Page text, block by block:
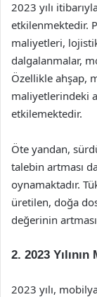
2023 yılı
etkilenmektedir.
maliyetleri,
dalgalanmalar,
Özellikle ahşap,
maliyetlerindeki
etkilemektedir.
Öte yandan,
talebin artması
oynamaktadır.
üretilen, doğa
değerinin
2. 2023
2023 yılı,